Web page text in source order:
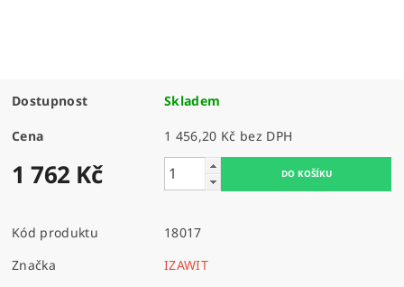
Dostupnost Skladem
Cena 1 456,20 Kč bez DPH
1 762 Kč
Kód produktu
18017
Značka
IZAWIT